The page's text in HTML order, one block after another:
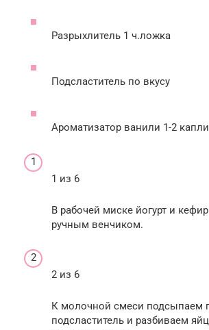
Разрыхлитель 1 ч.ложка
Подсластитель по вкусу
Ароматизатор ванили 1-2 капли
1 из 6
В рабочей миске йогурт и
ручным венчиком.
2 из 6
К молочной смеси подсыпаем
подсластитель и разбиваем